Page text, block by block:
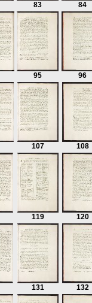
83 84
95 96
107 108
119 120
131 132